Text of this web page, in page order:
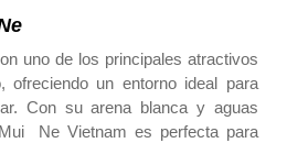
uno de los principales atractivos
ofreciendo un entorno ideal para
Con su arena blanca y aguas
Ne Vietnam es perfecta para